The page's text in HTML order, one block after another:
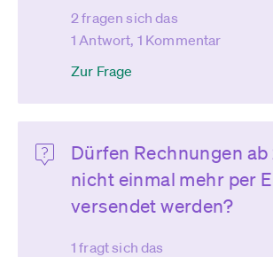
2 fragen sich das
1 Antwort, 1 Kommentar
Zur Frage
Dürfen Rechnungen
nicht einmal mehr per
versendet werden?
1 fragt sich das